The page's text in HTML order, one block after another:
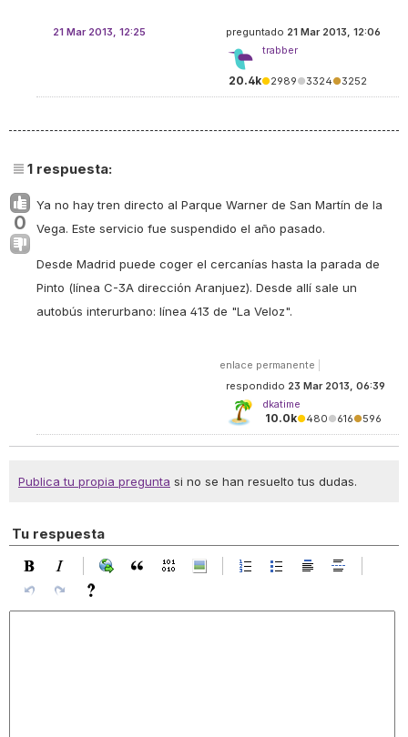
preguntado 21 Mar 2013, 12:06
trabber
20.4k●2989●3324●3252
21 Mar 2013, 12:25
1 respuesta:
0
Ya no hay tren directo al Parque Warner de San Martín de la
Vega. Este servicio fue suspendido el año pasado.
Desde Madrid puede coger el cercanías hasta la parada de
Pinto (línea C-3A dirección Aranjuez). Desde allí sale un
autobús interurbano: línea 413 de "La Veloz".
enlace permanente
respondido 23 Mar 2013, 06:39
dkatime
10.0k●480●616●596
Publica tu propia pregunta si no se han resuelto tus dudas.
Tu respuesta